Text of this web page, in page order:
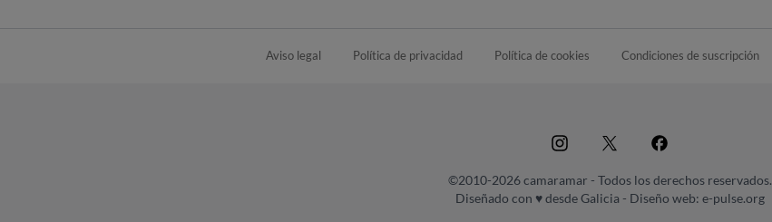
Aviso legal Política de privacidad Política de cookies Condiciones de suscripción
©2010-2026 camaramar - Todos los derechos reservados.
Diseñado con ♥ desde Galicia - Diseño web: e-pulse.org